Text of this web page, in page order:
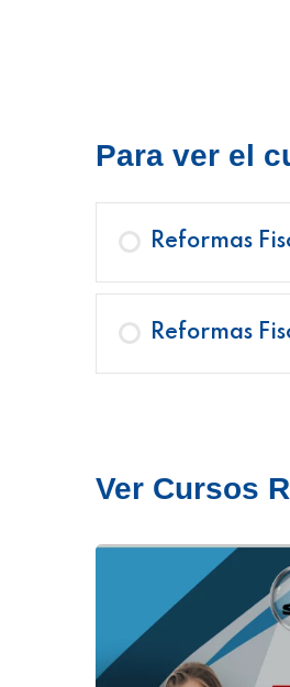
Para ver el
Reformas
Reformas
Ver Cursos